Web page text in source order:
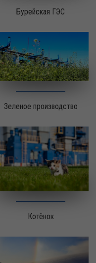
Бурейская ГЭС
Зеленое производство
Котёнок